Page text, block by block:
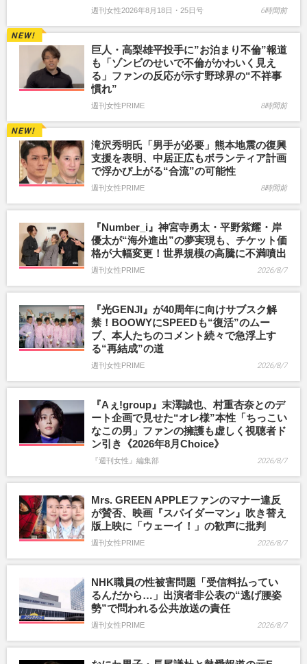
週刊女性2026年8月18日・25日号 6時間前
巨人・高梨雄平投手に”お泊まり不倫”報道
も「ゾンビのせいで不倫がかわいく見え
る」ファンの反応が示す野球界の“不祥事
慣れ”
週刊女性PRIME 8時間前
滝沢秀明氏「男手が必要」熊本地震の復興
支援を表明、中居正広もボランティア計画
で浮かび上がる“合流”の可能性
週刊女性PRIME 8時間前
『Number_i』神宮寺勇太・平野紫耀・岸
優太が“海外進出”の夢実現も、チケット価
格が大幅変更！世界規模の高騰に不満噴出
週刊女性PRIME 2026/8/7
『光GENJI』が40周年に向けサブスク解
禁！BOOWYにSPEEDも“復活”のムー
ブ、本人たちのコメント続々で急浮上す
る“再結成”の道
週刊女性PRIME 2026/8/7
『Aぇ!group』末澤誠也、村重杏奈とのデ
ート企画で見せた“オレ様”本性「ちっこい
なこの男」ファンの擁護も虚しく視聴者ド
ン引き《2026年8月Choice》
『週刊女性』編集部 2026/8/7
Mrs. GREEN APPLEファンのマナー違反
が賛否、映画『スパイダーマン』吹き替え
版上映に「ウェーイ！」の歓声に批判
週刊女性PRIME 2026/8/7
NHK職員の性被害問題「受信料払ってい
るんだから…」出演者非公表の“逃げ腰姿
勢”で問われる公共放送の責任
週刊女性PRIME 2026/8/7